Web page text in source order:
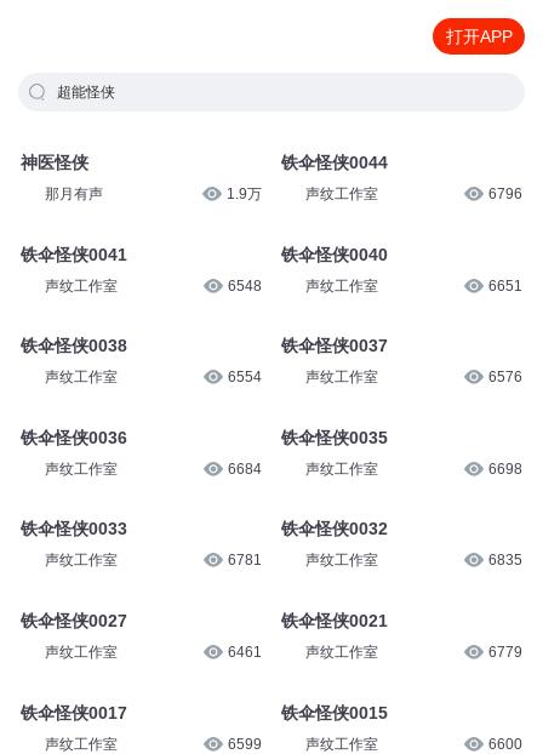
打开APP
超能怪侠
神医怪侠
那月有声 1.9万
铁伞怪侠0041
声纹工作室 6548
铁伞怪侠0038
声纹工作室 6554
铁伞怪侠0036
声纹工作室 6684
铁伞怪侠0033
声纹工作室 6781
铁伞怪侠0027
声纹工作室 6461
铁伞怪侠0017
声纹工作室 6599
铁伞怪侠0044
声纹工作室 6796
铁伞怪侠0040
声纹工作室 6651
铁伞怪侠0037
声纹工作室 6576
铁伞怪侠0035
声纹工作室 6698
铁伞怪侠0032
声纹工作室 6835
铁伞怪侠0021
声纹工作室 6779
铁伞怪侠0015
声纹工作室 6600